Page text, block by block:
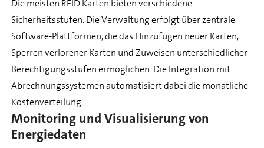
Die meisten RFID Karten bieten verschiedene
Sicherheitsstufen. Die Verwaltung erfolgt über zentrale
Software-Plattformen, die das Hinzufügen neuer Karten,
Sperren verlorener Karten und Zuweisen unterschiedlicher
Berechtigungsstufen ermöglichen. Die Integration mit
Abrechnungssystemen automatisiert dabei die monatliche
Kostenverteilung.
Monitoring und Visualisierung von
Energiedaten